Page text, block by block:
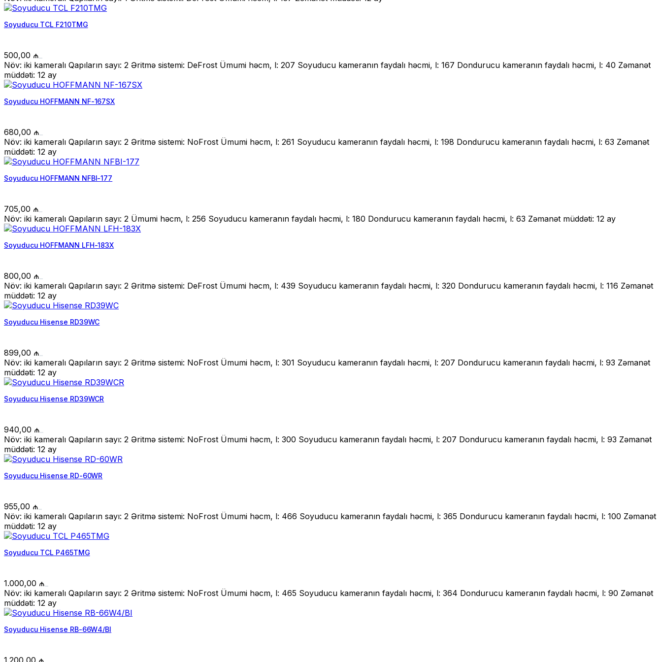
Soyuducu TCL F210TMG
500,00 ₼
Növ: iki kameralı Qapıların sayı: 2 Əritmə sistemi: DeFrost Ümumi həcm, l: 207 Soyuducu kameranın faydalı həcmi, l: 167 Dondurucu kameranın faydalı həcmi, l: 40 Zəmanət
müddəti: 12 ay
Soyuducu HOFFMANN NF-167SX
680,00 ₼
Növ: iki kameralı Qapıların sayı: 2 Əritmə sistemi: NoFrost Ümumi həcm, l: 261 Soyuducu kameranın faydalı həcmi, l: 198 Dondurucu kameranın faydalı həcmi, l: 63 Zəmanət
müddəti: 12 ay
Soyuducu HOFFMANN NFBI-177
705,00 ₼
Növ: iki kameralı Qapıların sayı: 2 Ümumi həcm, l: 256 Soyuducu kameranın faydalı həcmi, l: 180 Dondurucu kameranın faydalı həcmi, l: 63 Zəmanət müddəti: 12 ay
Soyuducu HOFFMANN LFH-183X
800,00 ₼
Növ: iki kameralı Qapıların sayı: 2 Əritmə sistemi: DeFrost Ümumi həcm, l: 439 Soyuducu kameranın faydalı həcmi, l: 320 Dondurucu kameranın faydalı həcmi, l: 116 Zəmanət
müddəti: 12 ay
Soyuducu Hisense RD39WC
899,00 ₼
Növ: iki kameralı Qapıların sayı: 2 Əritmə sistemi: NoFrost Ümumi həcm, l: 301 Soyuducu kameranın faydalı həcmi, l: 207 Dondurucu kameranın faydalı həcmi, l: 93 Zəmanət
müddəti: 12 ay
Soyuducu Hisense RD39WCR
940,00 ₼
Növ: iki kameralı Qapıların sayı: 2 Əritmə sistemi: NoFrost Ümumi həcm, l: 300 Soyuducu kameranın faydalı həcmi, l: 207 Dondurucu kameranın faydalı həcmi, l: 93 Zəmanət
müddəti: 12 ay
Soyuducu Hisense RD-60WR
955,00 ₼
Növ: iki kameralı Qapıların sayı: 2 Əritmə sistemi: NoFrost Ümumi həcm, l: 466 Soyuducu kameranın faydalı həcmi, l: 365 Dondurucu kameranın faydalı həcmi, l: 100 Zəmanət
müddəti: 12 ay
Soyuducu TCL P465TMG
1.000,00 ₼
Növ: iki kameralı Qapıların sayı: 2 Əritmə sistemi: NoFrost Ümumi həcm, l: 465 Soyuducu kameranın faydalı həcmi, l: 364 Dondurucu kameranın faydalı həcmi, l: 90 Zəmanət
müddəti: 12 ay
Soyuducu Hisense RB-66W4/BI
1.200,00 ₼